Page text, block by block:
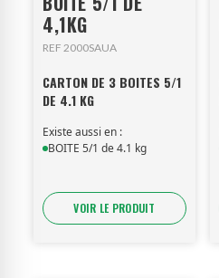
4,1KG
REF 2000SAUA
CARTON DE 3 BOITES 5/1
DE 4.1 KG
Existe aussi en :
BOITE 5/1 de 4.1 kg
VOIR LE PRODUIT